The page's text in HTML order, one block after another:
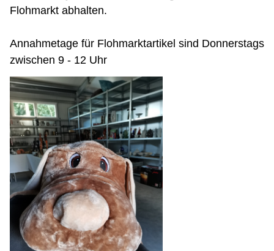
Flohmarkt abhalten.
Annahmetage für Flohmarktartikel sind Donnerstags
zwischen 9 - 12 Uhr